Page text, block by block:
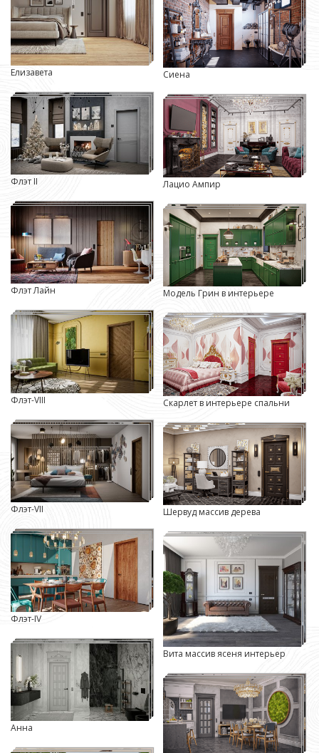
Елизавета
Флэт II
Флэт Лайн
Флэт-VIII
Флэт-VII
Флэт-IV
Анна
Сиена
Лацио Ампир
Модель Грин в интерьере
Скарлет в интерьере спальни
Шервуд массив дерева
Вита массив ясеня интерьер